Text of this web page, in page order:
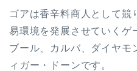
ゴアは香辛料商人として競
易環境を発展させていくゲ
ブール、カルバ、ダイヤモ
ィガー・ドーンです。